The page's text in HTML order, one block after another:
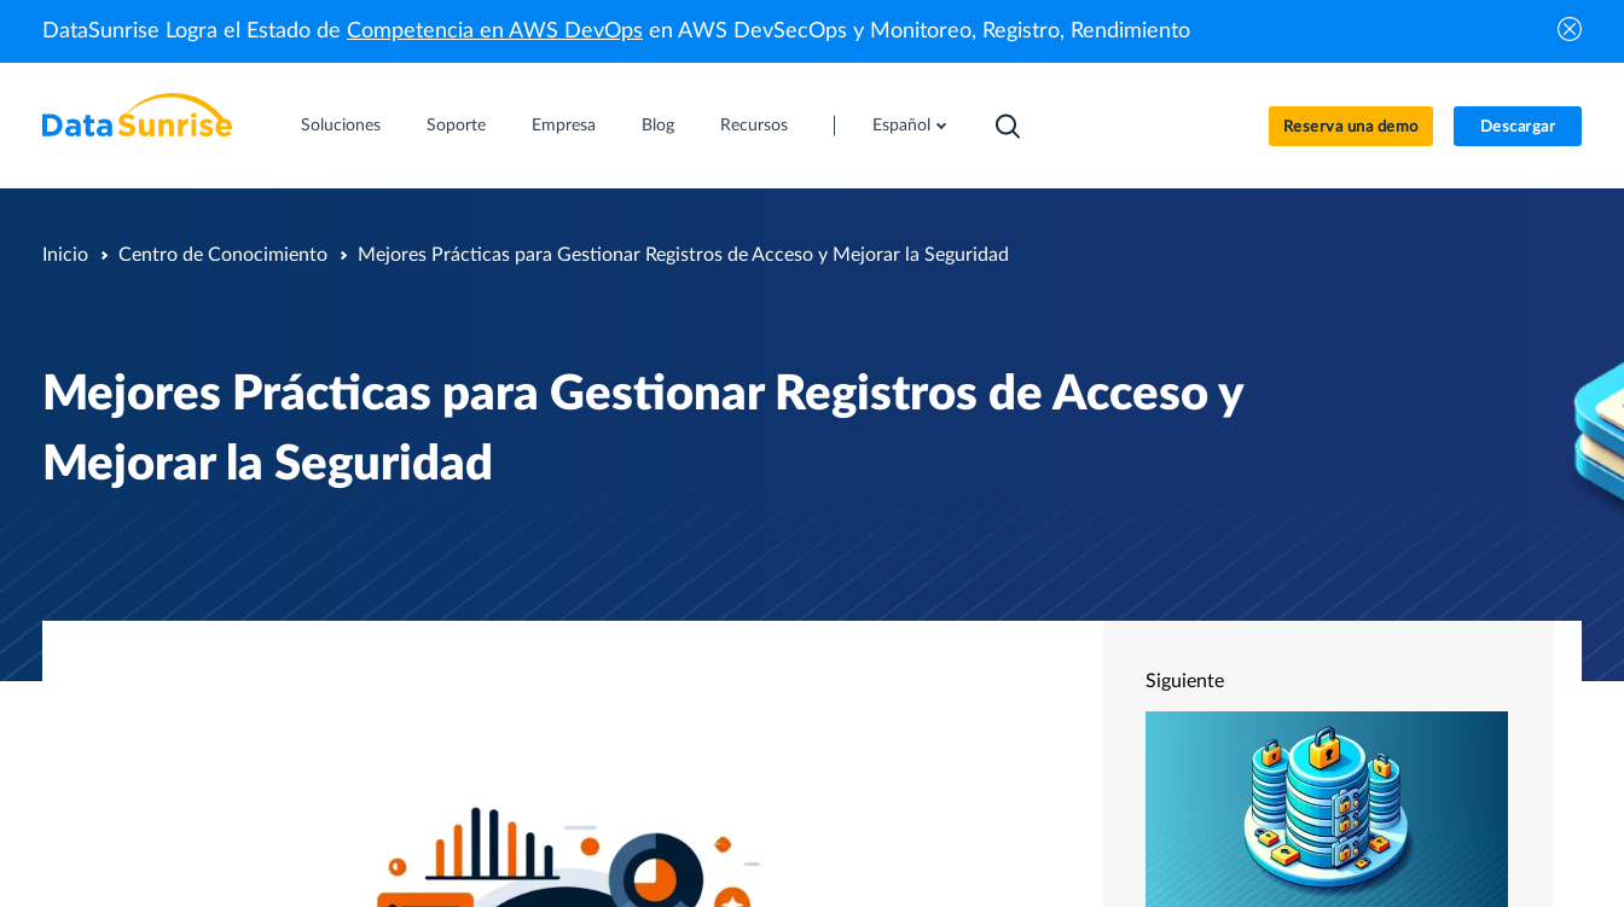
DataSunrise Logra el Estado de Competencia en AWS DevOps en AWS DevSecOps y Monitoreo, Registro, Rendimiento
Soluciones Soporte Empresa Blog Recursos Español Reserva una demo Descargar
Inicio Centro de Conocimiento Mejores Prácticas para Gestionar Registros de Acceso y Mejorar la Seguridad
Mejores Prácticas para Gestionar Registros de Acceso y
Mejorar la Seguridad
Siguiente